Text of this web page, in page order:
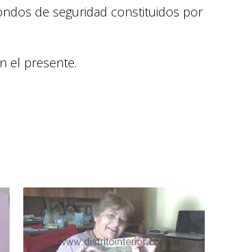
de seguridad constituidos por
el presente.